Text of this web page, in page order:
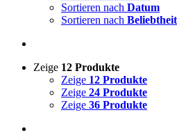
Sortieren nach Datum
Sortieren nach Beliebtheit
Zeige 12 Produkte
Zeige 12 Produkte
Zeige 24 Produkte
Zeige 36 Produkte